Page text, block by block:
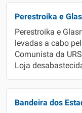
Perestroika e
Perestroika e
levadas a cabo
Comunista da
Loja
Bandeira dos